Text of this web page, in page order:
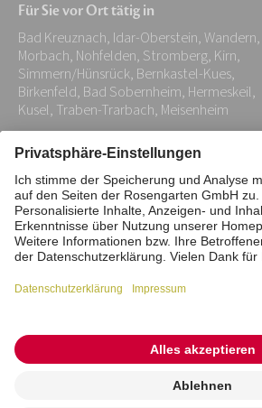
Adresse:
*
Für Sie vor Ort tätig in
Bad Kreuznach, Idar-Oberstein, Wandern,
Morbach, Nohfelden, Stromberg, Kirn,
Simmern/Hünsrück, Bernkastel-Kues,
Birkenfeld, Bad Sobernheim, Hermeskeil,
Kusel, Traben-Trarbach, Meisenheim
Impressum Datenschutz
Interne Meldestelle
Zahlungsmittel
Barrierefreiheitserklärung
Vertrag
© 2026 ROSENGARTEN-Tierbestattung